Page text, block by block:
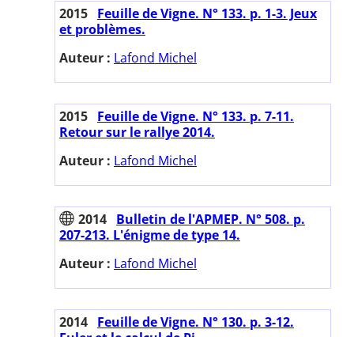
2015 Feuille de Vigne. N° 133. p. 1-3. Jeux
et problèmes.
Auteur : Lafond Michel
2015 Feuille de Vigne. N° 133. p. 7-11.
Retour sur le rallye 2014.
Auteur : Lafond Michel
2014 Bulletin de l'APMEP. N° 508. p.
207-213. L'énigme de type 14.
Auteur : Lafond Michel
2014 Feuille de Vigne. N° 130. p. 3-12.